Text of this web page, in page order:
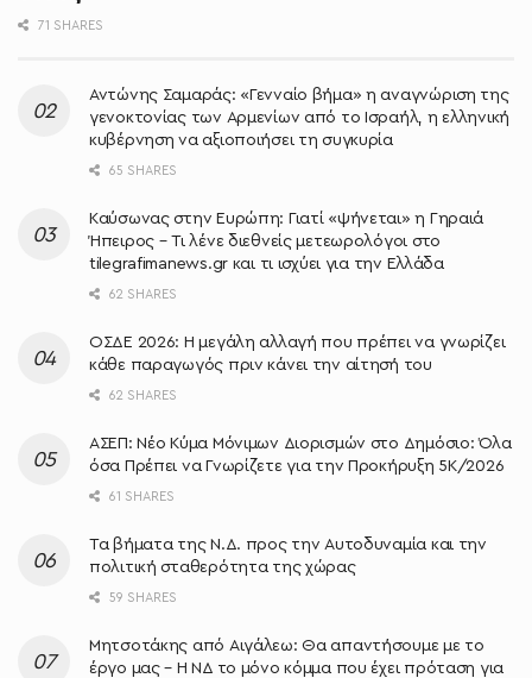
71 SHARES
Αντώνης Σαμαράς: «Γενναίο βήμα» η αναγνώριση της
γενοκτονίας των Αρμενίων από το Ισραήλ, η ελληνική
κυβέρνηση να αξιοποιήσει τη συγκυρία
65 SHARES
Καύσωνας στην Ευρώπη: Γιατί «ψήνεται» η Γηραιά
Ήπειρος – Τι λένε διεθνείς μετεωρολόγοι στο
tilegrafimanews.gr και τι ισχύει για την Ελλάδα
62 SHARES
ΟΣΔΕ 2026: Η μεγάλη αλλαγή που πρέπει να γνωρίζει
κάθε παραγωγός πριν κάνει την αίτησή του
62 SHARES
ΑΣΕΠ: Νέο Κύμα Μόνιμων Διορισμών στο Δημόσιο: Όλα
όσα Πρέπει να Γνωρίζετε για την Προκήρυξη 5Κ/2026
61 SHARES
Τα βήματα της Ν.Δ. προς την Αυτοδυναμία και την
πολιτική σταθερότητα της χώρας
59 SHARES
Μητσοτάκης από Αιγάλεω: Θα απαντήσουμε με το
έργο μας – Η ΝΔ το μόνο κόμμα που έχει πρόταση για